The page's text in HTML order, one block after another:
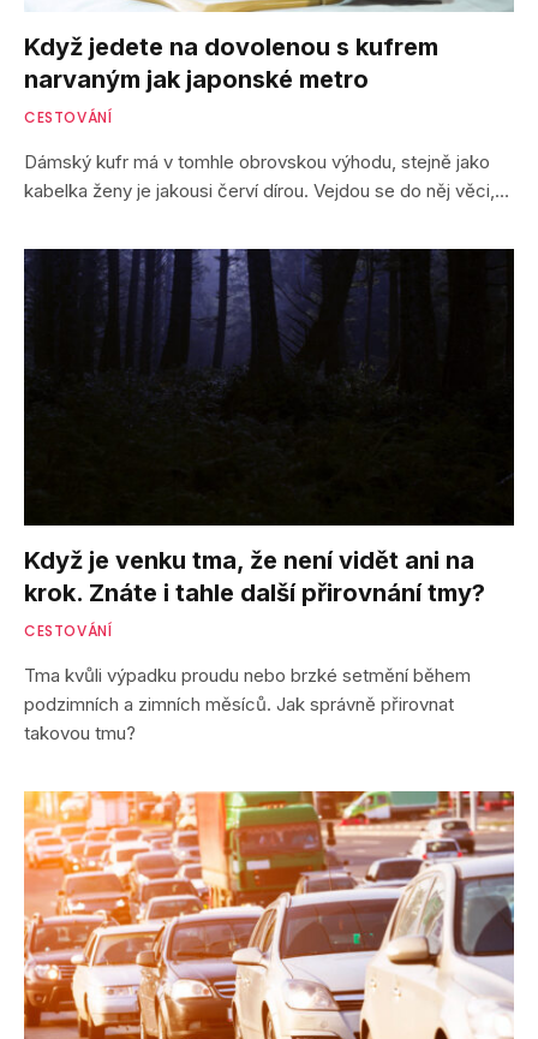
Když jedete na dovolenou s kufrem
narvaným jak japonské metro
CESTOVÁNÍ
Dámský kufr má v tomhle obrovskou výhodu, stejně jako
kabelka ženy je jakousi červí dírou. Vejdou se do něj věci,…
Když je venku tma, že není vidět ani na
krok. Znáte i tahle další přirovnání tmy?
CESTOVÁNÍ
Tma kvůli výpadku proudu nebo brzké setmění během
podzimních a zimních měsíců. Jak správně přirovnat
takovou tmu?